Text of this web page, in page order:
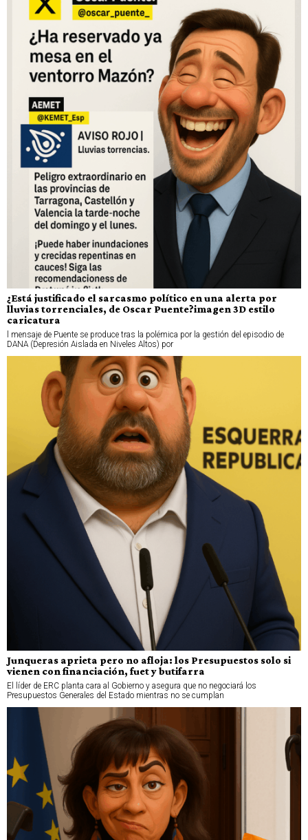
¿Está justificado el sarcasmo político en una alerta por
lluvias torrenciales, de Oscar Puente?imagen 3D estilo
caricatura
l mensaje de Puente se produce tras la polémica por la gestión del episodio de
DANA (Depresión Aislada en Niveles Altos) por
Junqueras aprieta pero no afloja: los Presupuestos solo si
vienen con financiación, fuet y butifarra
El líder de ERC planta cara al Gobierno y asegura que no negociará los
Presupuestos Generales del Estado mientras no se cumplan